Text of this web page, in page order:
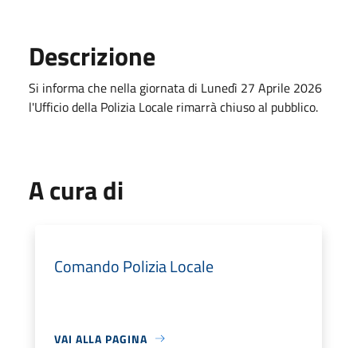
Descrizione
Si informa che nella giornata di Lunedì 27 Aprile 2026
l'Ufficio della Polizia Locale rimarrà chiuso al pubblico.
A cura di
Comando Polizia Locale
VAI ALLA PAGINA